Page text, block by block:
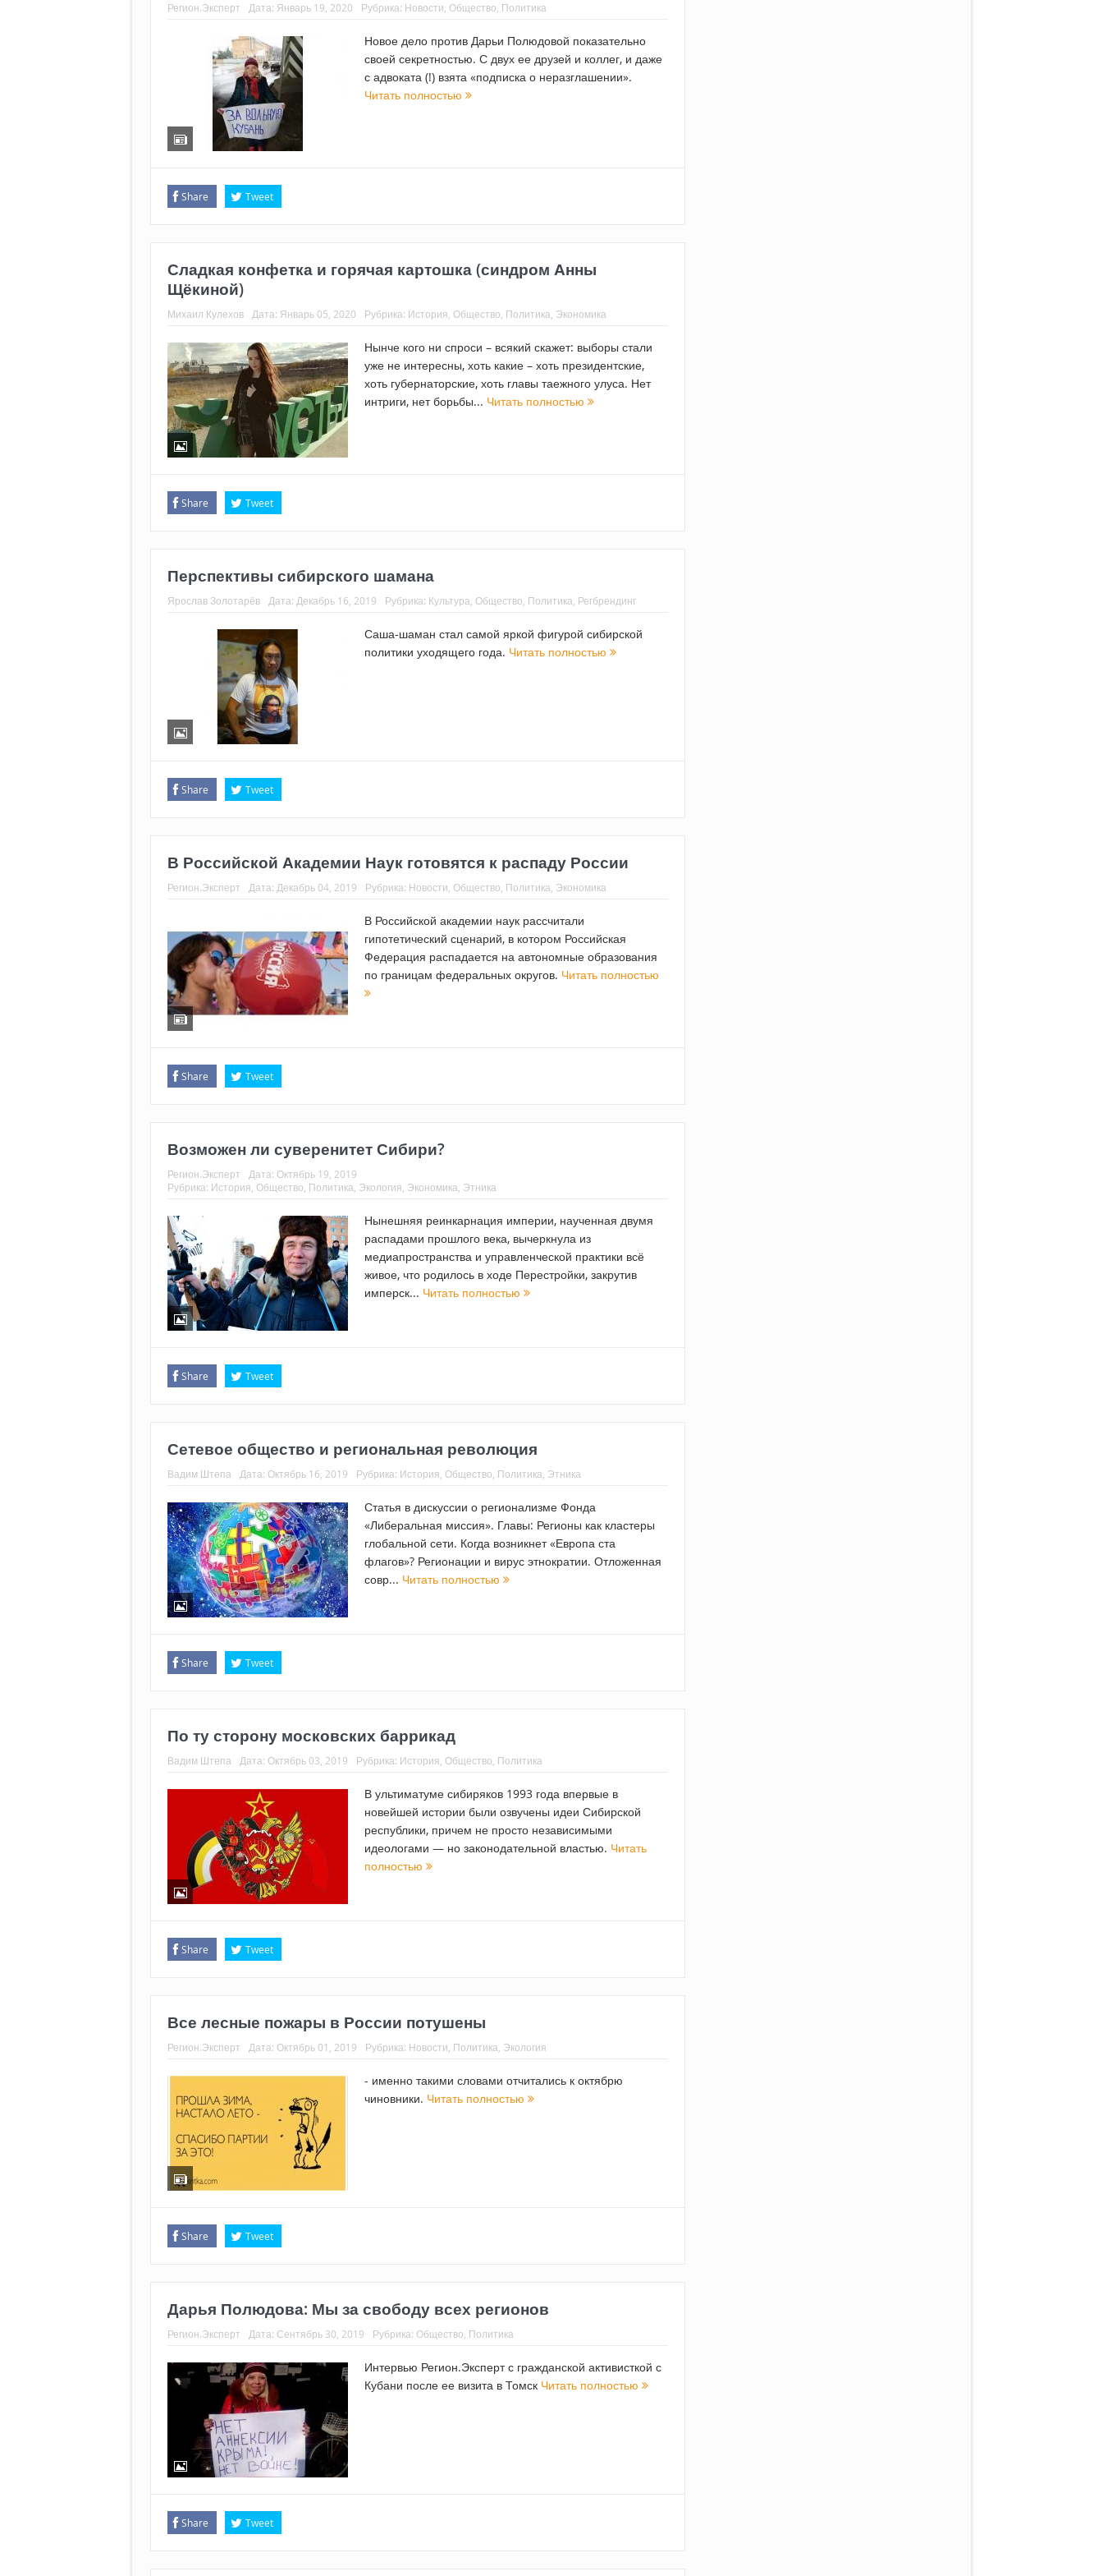
Регион.Эксперт Дата: Январь 19, 2020 Рубрика: Новости Общество Политика
Новое дело против Дарьи Полюдовой показательно
своей секретностью. С двух ее друзей и коллег, и даже
с адвоката (!) взята «подписка о неразглашении».
Читать полностью
Share Tweet
Сладкая конфетка и горячая картошка (синдром Анны
Щёкиной)
Михаил Кулехов Дата: Январь 05, 2020 Рубрика: История Общество Политика Экономика
Нынче кого ни спроси – всякий скажет: выборы стали
уже не интересны, хоть какие – хоть президентские,
хоть губернаторские, хоть главы таежного улуса. Нет
интриги, нет борьбы... Читать полностью
Share Tweet
Перспективы сибирского шамана
Ярослав Золотарёв Дата: Декабрь 16, 2019 Рубрика: Культура Общество Политика Регбрендинг
Саша-шаман стал самой яркой фигурой сибирской
политики уходящего года. Читать полностью
Share Tweet
В Российской Академии Наук готовятся к распаду России
Регион.Эксперт Дата: Декабрь 04, 2019 Рубрика: Новости Общество Политика Экономика
В Российской академии наук рассчитали
гипотетический сценарий, в котором Российская
Федерация распадается на автономные образования
по границам федеральных округов. Читать полностью
Share Tweet
Возможен ли суверенитет Сибири?
Регион.Эксперт Дата: Октябрь 19, 2019
Рубрика: История Общество Политика Экология Экономика Этника
Нынешняя реинкарнация империи, наученная двумя
распадами прошлого века, вычеркнула из
медиапространства и управленческой практики всё
живое, что родилось в ходе Перестройки, закрутив
имперск... Читать полностью
Share Tweet
Сетевое общество и региональная революция
Вадим Штепа Дата: Октябрь 16, 2019 Рубрика: История Общество Политика Этника
Статья в дискуссии о регионализме Фонда
«Либеральная миссия». Главы: Регионы как кластеры
глобальной сети. Когда возникнет «Европа ста
флагов»? Регионации и вирус этнократии. Отложенная
совр... Читать полностью
Share Tweet
По ту сторону московских баррикад
Вадим Штепа Дата: Октябрь 03, 2019 Рубрика: История Общество Политика
В ультиматуме сибиряков 1993 года впервые в
новейшей истории были озвучены идеи Сибирской
республики, причем не просто независимыми
идеологами — но законодательной властью. Читать
полностью
Share Tweet
Все лесные пожары в России потушены
Регион.Эксперт Дата: Октябрь 01, 2019 Рубрика: Новости Политика Экология
- именно такими словами отчитались к октябрю
чиновники. Читать полностью
Share Tweet
Дарья Полюдова: Мы за свободу всех регионов
Регион.Эксперт Дата: Сентябрь 30, 2019 Рубрика: Общество Политика
Интервью Регион.Эксперт с гражданской активисткой с
Кубани после ее визита в Томск Читать полностью
Share Tweet